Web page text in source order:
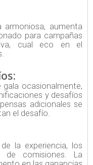
aumenta
para campañas
cual eco en el
gala ocasionalmente,
y desafíos
adicionales se
el desafío.
la experiencia, los
de comisiones. La